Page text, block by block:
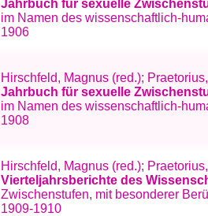
Jahrbuch für sexuelle
im Namen des wissenschaftlich-
1906
Hirschfeld, Magnus (red.);
Jahrbuch für sexuelle
im Namen des wissenschaftlich-
1908
Hirschfeld, Magnus (red.);
Vierteljahrsberichte des
Zwischenstufen, mit besonderer
1909-1910